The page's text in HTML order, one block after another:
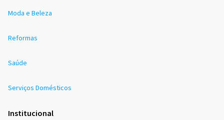
Moda e Beleza
Reformas
Saúde
Serviços Domésticos
Institucional